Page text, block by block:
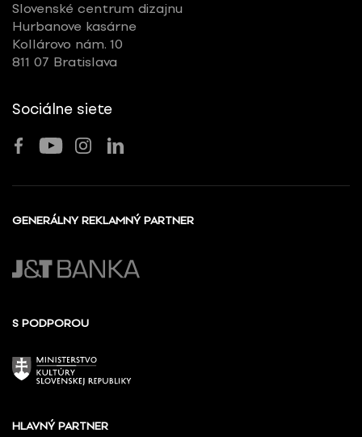
Slovenské centrum dizajnu
Hurbanove kasárne
Kollárovo nám. 10
811 07 Bratislava
Sociálne siete
GENERÁLNY REKLAMNÝ PARTNER
S PODPOROU
HLAVNÝ PARTNER